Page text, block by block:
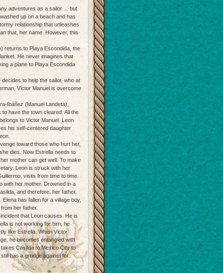
adventures as a sailor ... but
up on a beach and has
relationship that unleashes
that, her name. However, this
returns to Playa Escondida, the
He never imagines that
a plane to Playa Escondida
to help the sailor, who at
Victor Manuel is overcome
Ibáñez (Manuel Landeta),
have the town cleared. All the
to Victor Manuel. Leon
his self-centered daughter
toward those who hurt her,
dies. Now Estrella needs to
mother can get well. To make
Leon is struck with her
visits from time to time.
with her mother. Drowned in a
and therefore, her father.
has fallen for a village boy,
her father.
that Leon causes. He is
is not working for him, he
like Estrella. When Victor
he becomes entangled with
Casilda to Mexico City to
has a grudge against for